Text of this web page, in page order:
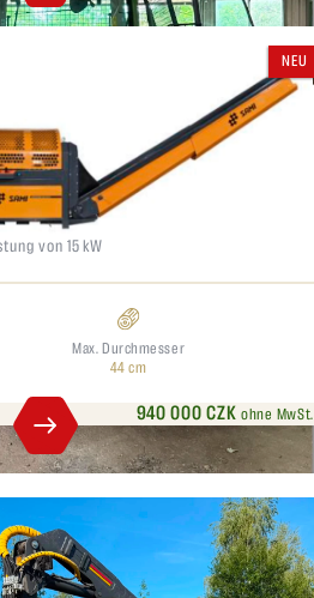
NEU
von 15 kW
Max. Durchmesser
44 cm
940 000 CZK ohne MwSt.